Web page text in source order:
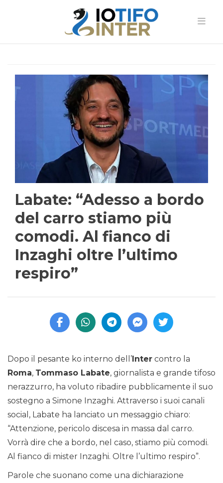
Labate: “Adesso a bordo
del carro stiamo più
comodi. Al fianco di
Inzaghi oltre l’ultimo
respiro”
Dopo il pesante ko interno dell’Inter contro la
Roma, Tommaso Labate, giornalista e grande tifoso
nerazzurro, ha voluto ribadire pubblicamente il suo
sostegno a Simone Inzaghi. Attraverso i suoi canali
social, Labate ha lanciato un messaggio chiaro:
“Attenzione, pericolo discesa in massa dal carro.
Vorrà dire che a bordo, nel caso, stiamo più comodi.
Al fianco di mister Inzaghi. Oltre l’ultimo respiro”.
Parole che suonano come una dichiarazione